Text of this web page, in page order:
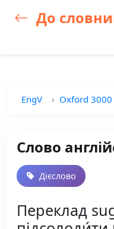
До
EngV Oxford 3000
Слово
Дієслово
Переклад